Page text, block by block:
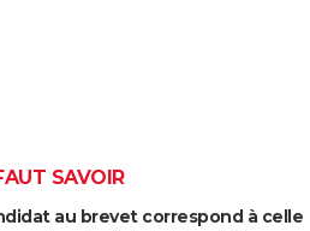
SAVOIR
au brevet correspond à celle